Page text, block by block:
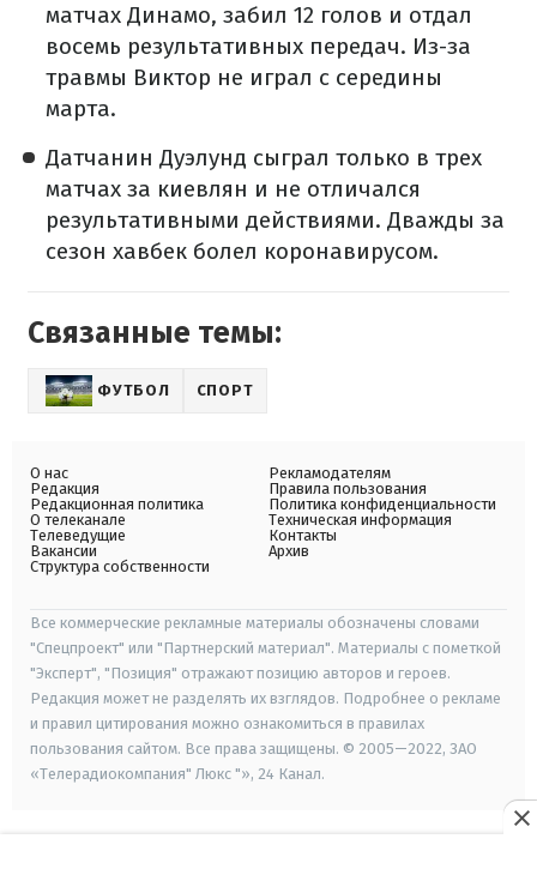
матчах Динамо, забил 12 голов и отдал
восемь результативных передач. Из-за
травмы Виктор не играл с середины
марта.
Датчанин Дуэлунд сыграл только в трех
матчах за киевлян и не отличался
результативными действиями. Дважды за
сезон хавбек болел коронавирусом.
Связанные темы:
ФУТБОЛ СПОРТ
О нас
Редакция
Редакционная политика
О телеканале
Телеведущие
Вакансии
Структура собственности
Рекламодателям
Правила пользования
Политика конфиденциальности
Техническая информация
Контакты
Архив
Все коммерческие рекламные материалы обозначены словами
"Спецпроект" или "Партнерский материал". Материалы с пометкой
"Эксперт", "Позиция" отражают позицию авторов и героев.
Редакция может не разделять их взглядов. Подробнее о рекламе
и правил цитирования можно ознакомиться в правилах
пользования сайтом. Все права защищены. © 2005—2022, ЗАО
«Телерадиокомпания" Люкс "», 24 Канал.